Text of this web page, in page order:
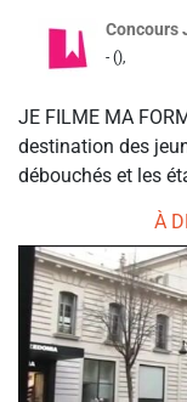
Concours
- (),
JE FILME MA
destination des
débouchés et les
À